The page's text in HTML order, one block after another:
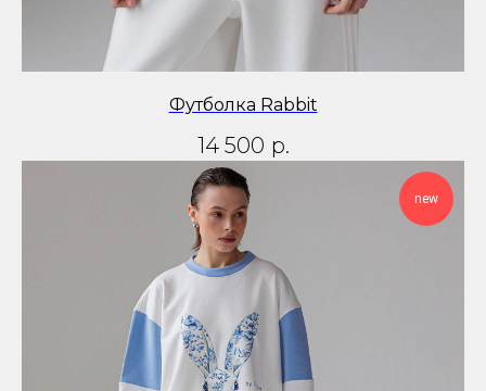
Футболка Rabbit
14 500 р.
new